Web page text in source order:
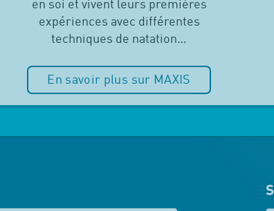
en soi et vivent leurs premières
expériences avec différentes
techniques de natation…
En savoir plus sur MAXIS